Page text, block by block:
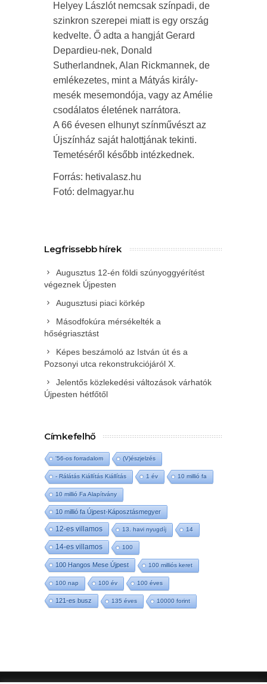
Helyey Lászlót nemcsak színpadi, de
szinkron szerepei miatt is egy ország
kedvelte. Ő adta a hangját Gerard
Depardieu-nek, Donald
Sutherlandnek, Alan Rickmannek, de
emlékezetes, mint a Mátyás király-
mesék mesemondója, vagy az Amélie
csodálatos életének narrátora.
A 66 évesen elhunyt színművészt az
Újszínház saját halottjának tekinti.
Temetéséről később intézkednek.
Forrás: hetivalasz.hu
Fotó: delmagyar.hu
Legfrissebb hírek
Augusztus 12-én földi szúnyoggyérítést
végeznek Újpesten
Augusztusi piaci körkép
Másodfokúra mérsékelték a
hőségriasztást
Képes beszámoló az István út és a
Pozsonyi utca rekonstrukciójáról X.
Jelentős közlekedési változások várhatók
Újpesten hétfőtől
Címkefelhő
'56-os forradalom (V)észjelzés
- Rálátás Kiállítás Kiállítás 1 év 10 millió fa
10 millió Fa Alapítvány
10 millió fa Újpest-Káposztásmegyer
12-es villamos 13. havi nyugdíj 14
14-es villamos 100
100 Hangos Mese Újpest 100 milliós keret
100 nap 100 év 100 éves
121-es busz 135 éves 10000 forint